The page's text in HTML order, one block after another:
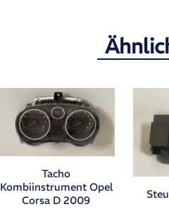
Tacho
Kombiinstrument Opel
Corsa D 2009